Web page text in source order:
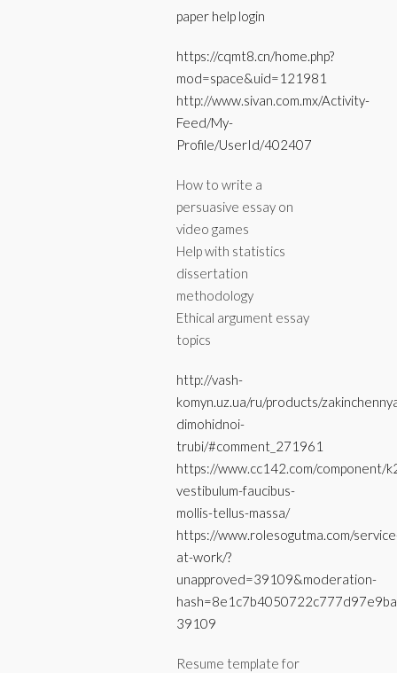
paper help login
https://cqmt8.cn/home.php?
mod=space&uid=121981
http://www.sivan.com.mx/Activity-
Feed/My-
Profile/UserId/402407
How to write a
persuasive essay on
video games
Help with statistics
dissertation
methodology
Ethical argument essay
topics
http://vash-
komyn.uz.ua/ru/products/
dimohidnoi-
trubi/#comment_271961
https://www.cc142.com/component/
vestibulum-faucibus-
mollis-tellus-massa/
https://www.rolesogutma.com/
at-work/?
unapproved=39109&moderation-
39109
Resume template for